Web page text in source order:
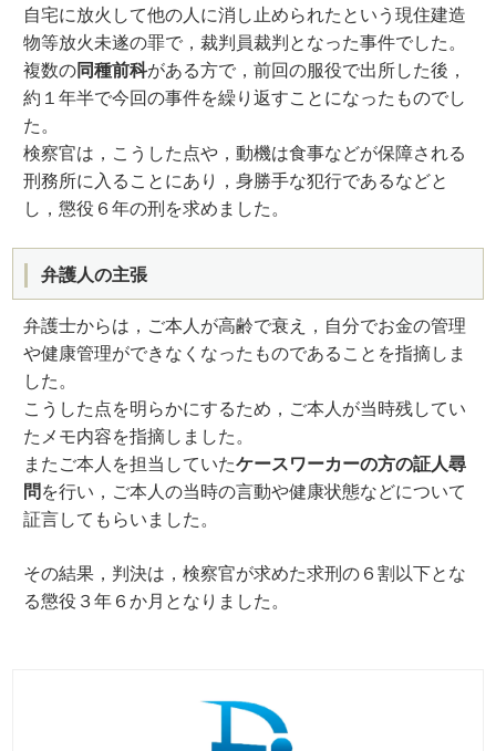
自宅に放火して他の人に消し止められたという現住建造
物等放火未遂の罪で，裁判員裁判となった事件でした。
複数の同種前科がある方で，前回の服役で出所した後，
約１年半で今回の事件を繰り返すことになったものでし
た。
検察官は，こうした点や，動機は食事などが保障される
刑務所に入ることにあり，身勝手な犯行であるなどと
し，懲役６年の刑を求めました。
弁護人の主張
弁護士からは，ご本人が高齢で衰え，自分でお金の管理
や健康管理ができなくなったものであることを指摘しま
した。
こうした点を明らかにするため，ご本人が当時残してい
たメモ内容を指摘しました。
またご本人を担当していたケースワーカーの方の証人尋
問を行い，ご本人の当時の言動や健康状態などについて
証言してもらいました。
その結果，判決は，検察官が求めた求刑の６割以下とな
る懲役３年６か月となりました。